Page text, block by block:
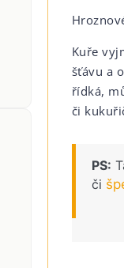
Kuře
šťávu a
řídká,
či
PS:
či